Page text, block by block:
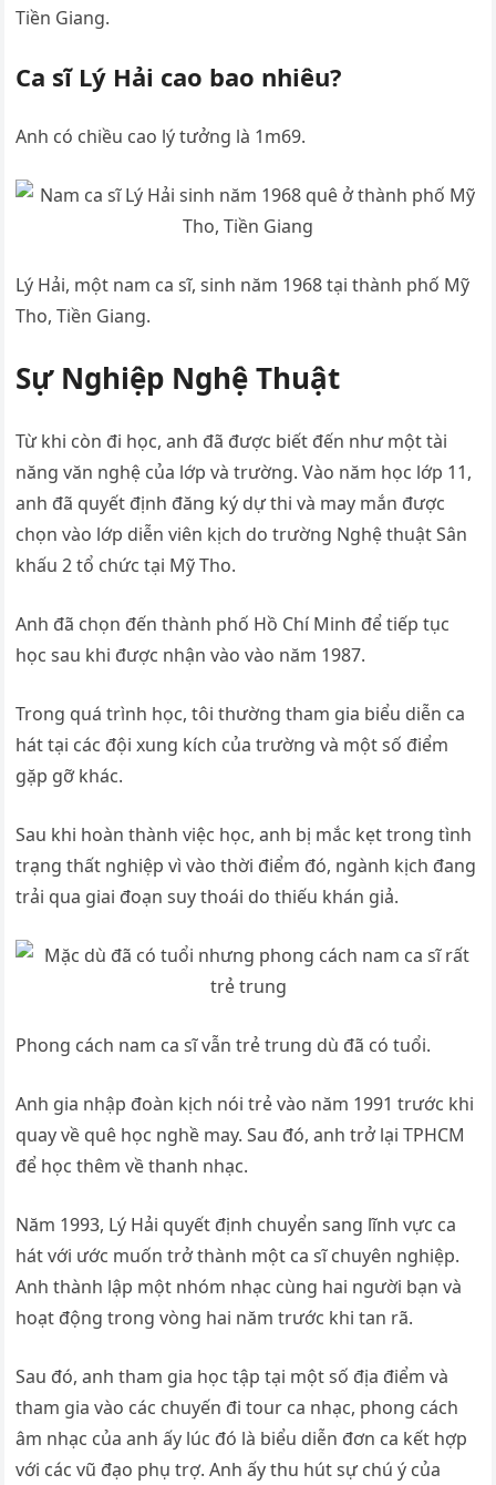
Tiền Giang.
Ca sĩ Lý Hải cao bao nhiêu?
Anh có chiều cao lý tưởng là 1m69.
Lý Hải, một nam ca sĩ, sinh năm 1968 tại thành phố Mỹ
Tho, Tiền Giang.
Sự Nghiệp Nghệ Thuật
Từ khi còn đi học, anh đã được biết đến như một tài
năng văn nghệ của lớp và trường. Vào năm học lớp 11,
anh đã quyết định đăng ký dự thi và may mắn được
chọn vào lớp diễn viên kịch do trường Nghệ thuật Sân
khấu 2 tổ chức tại Mỹ Tho.
Anh đã chọn đến thành phố Hồ Chí Minh để tiếp tục
học sau khi được nhận vào vào năm 1987.
Trong quá trình học, tôi thường tham gia biểu diễn ca
hát tại các đội xung kích của trường và một số điểm
gặp gỡ khác.
Sau khi hoàn thành việc học, anh bị mắc kẹt trong tình
trạng thất nghiệp vì vào thời điểm đó, ngành kịch đang
trải qua giai đoạn suy thoái do thiếu khán giả.
Phong cách nam ca sĩ vẫn trẻ trung dù đã có tuổi.
Anh gia nhập đoàn kịch nói trẻ vào năm 1991 trước khi
quay về quê học nghề may. Sau đó, anh trở lại TPHCM
để học thêm về thanh nhạc.
Năm 1993, Lý Hải quyết định chuyển sang lĩnh vực ca
hát với ước muốn trở thành một ca sĩ chuyên nghiệp.
Anh thành lập một nhóm nhạc cùng hai người bạn và
hoạt động trong vòng hai năm trước khi tan rã.
Sau đó, anh tham gia học tập tại một số địa điểm và
tham gia vào các chuyến đi tour ca nhạc, phong cách
âm nhạc của anh ấy lúc đó là biểu diễn đơn ca kết hợp
với các vũ đạo phụ trợ. Anh ấy thu hút sự chú ý của